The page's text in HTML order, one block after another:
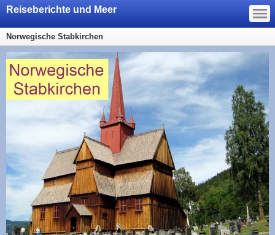
Reiseberichte und Meer —
—
—
Norwegische Stabkirchen